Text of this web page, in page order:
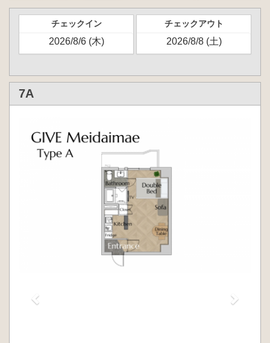
チェックイン チェックアウト
7A